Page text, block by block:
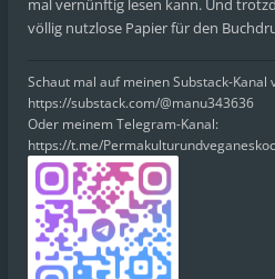
mal vernünftig lesen kann. Und
völlig nutzlose Papier für den
Schaut mal auf meinen Substack-Kanal
https://substack.com/@manu343636
Oder meinem Telegram-Kanal:
https://t.me/